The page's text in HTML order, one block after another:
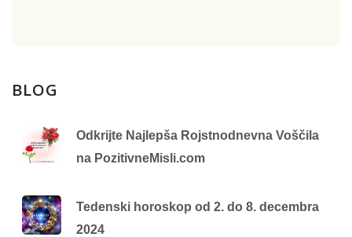
BLOG
Odkrijte Najlepša Rojstnodnevna Voščila
na PozitivneMisli.com
Tedenski horoskop od 2. do 8. decembra
2024